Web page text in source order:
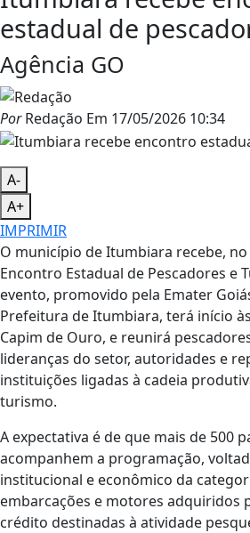
estadual de
Agência GO
PorRedação Em 17/05/2026 10:34
A-
A+
IMPRIMIR
O município de Itumbiara recebe,
Encontro Estadual de Pescadores e
evento, promovido pela Emater
Prefeitura de Itumbiara, terá início
Capim de Ouro, e reunirá
lideranças do setor, autoridades e
instituições ligadas à cadeia
turismo.
A expectativa é de que mais de 500
acompanhem a programação,
institucional e econômico da
embarcações e motores adquiridos
crédito destinadas à atividade